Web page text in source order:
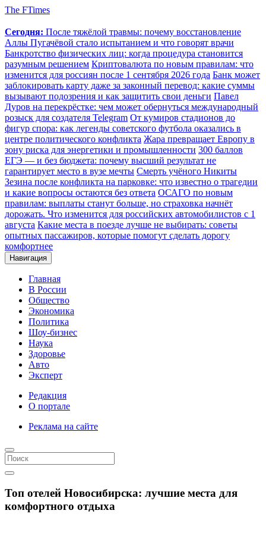
The FTimes
Сегодня: После тяжёлой травмы: почему восстановление
Аллы Пугачёвой стало испытанием и что говорят врачи
Банкротство физических лиц: когда процедура становится
разумным решением Криптовалюта по новым правилам: что
изменится для россиян после 1 сентября 2026 года Банк может
заблокировать карту даже за законный перевод: какие суммы
вызывают подозрения и как защитить свои деньги Павел
Дуров на перекрёстке: чем может обернуться международный
розыск для создателя Telegram От кумиров стадионов до
фигур спора: как легенды советского футбола оказались в
центре политического конфликта Жара превращает Европу в
зону риска для энергетики и промышленности 300 баллов
ЕГЭ — и без бюджета: почему высший результат не
гарантирует место в вузе мечты Смерть учёного Никиты
Зезина после конфликта на парковке: что известно о трагедии
и какие вопросы остаются без ответа ОСАГО по новым
правилам: выплаты станут больше, но страховка начнёт
дорожать. Что изменится для российских автомобилистов с 1
августа Какие места в поезде лучше не выбирать: советы
опытных пассажиров, которые помогут сделать дорогу
комфортнее
Навигация
Главная
В России
Общество
Экономика
Политика
Шоу-бизнес
Наука
Здоровье
Авто
Эксперт
Редакция
О портале
Реклама на сайте
Топ отелей Новосибирска: лучшие места для
комфортного отдыха